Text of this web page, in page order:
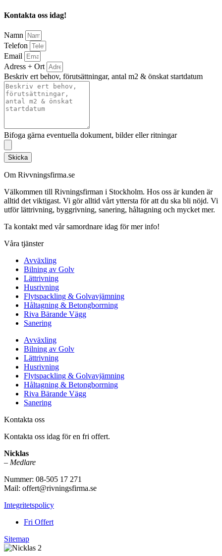
Kontakta oss idag!
Namn
Telefon
Email
Adress + Ort
Beskriv ert behov, förutsättningar, antal m2 & önskat startdatum
Bifoga gärna eventuella dokument, bilder eller ritningar
Skicka
Om Rivvningsfirma.se
Välkommen till Rivningsfirman i Stockholm. Hos oss är kunden är
alltid det viktigast. Vi gör alltid vårt yttersta för att du ska bli nöjd. Vi
utför lättrivning, byggrivning, sanering, håltagning och mycket mer.
Ta kontakt med vår samordnare idag för mer info!
Våra tjänster
Avväxling
Bilning av Golv
Lättrivning
Husrivning
Flytspackling & Golvavjämning
Håltagning & Betongborrning
Riva Bärande Vägg
Sanering
Avväxling
Bilning av Golv
Lättrivning
Husrivning
Flytspackling & Golvavjämning
Håltagning & Betongborrning
Riva Bärande Vägg
Sanering
Kontakta oss
Kontakta oss idag för en fri offert.
Nicklas
– Medlare
Nummer: 08-505 17 271
Mail: offert@rivningsfirma.se
Integritetspolicy
Fri Offert
Sitemap